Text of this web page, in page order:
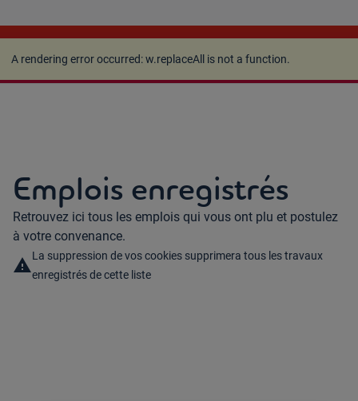
A rendering error occurred:w.replaceAll is not a
function.
A rendering error occurred:w.replaceAll is not a function.
Emplois enregistrés
Retrouvez ici tous les emplois qui vous ont plu et postulez
à votre convenance.
warningLa suppression de vos cookies supprimera tous les travaux
enregistrés de cette liste